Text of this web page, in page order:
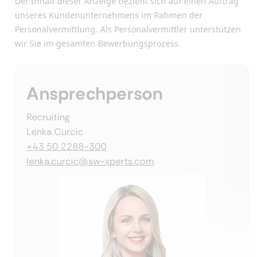
unseres Kundenunternehmens im Rahmen der
Personalvermittlung. Als Personalvermittler unterstützen
wir Sie im gesamten Bewerbungsprozess.
Ansprechperson
Recruiting
Lenka Curcic
+43 50 2288-300
lenka.curcic@sw-xperts.com